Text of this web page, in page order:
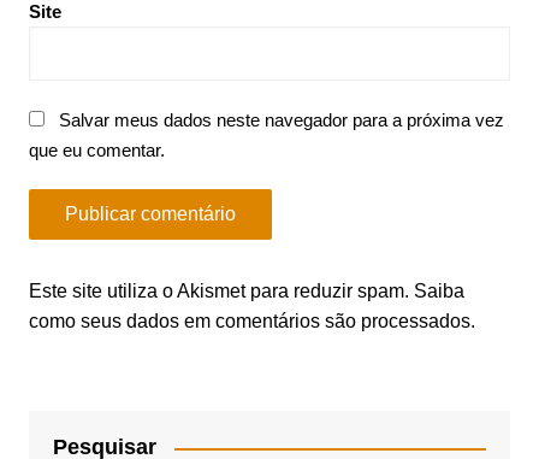
Site
Salvar meus dados neste navegador para a próxima vez
que eu comentar.
Este site utiliza o Akismet para reduzir spam. Saiba
como seus dados em comentários são processados.
Pesquisar